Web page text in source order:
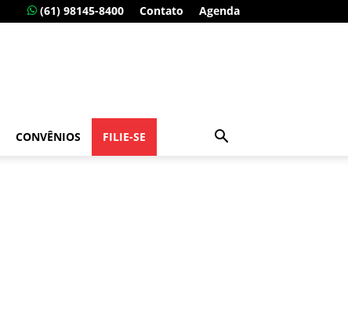
(61) 98145-8400 Contato Agenda
CONVÊNIOS FILIE-SE